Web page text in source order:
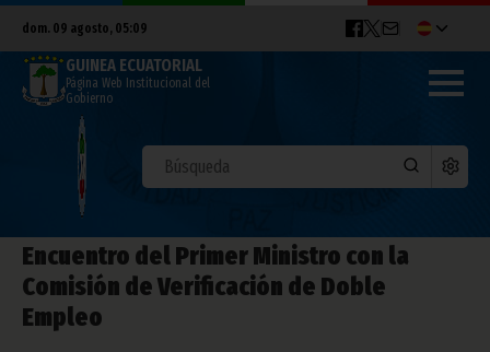
dom. 09 agosto, 05:09
GUINEA ECUATORIAL
Página Web Institucional del
Gobierno
Encuentro del Primer Ministro con la
Comisión de Verificación de Doble
Empleo